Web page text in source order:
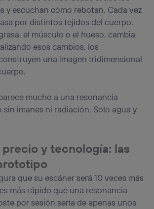
y escuchan cómo rebotan. Cada vez
por distintos tejidos del cuerpo,
el músculo o el hueso, cambia
esos cambios, los
una imagen tridimensional
mucho a una resonancia
sin imanes ni radiación. Solo agua y
y tecnología: las
que su escáner será 10 veces más
más rápido que una resonancia
por sesión sería de apenas unos